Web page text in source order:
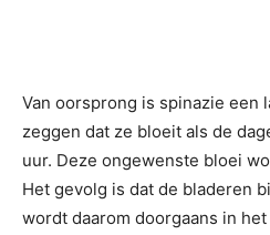
Van oorsprong is spinazie een
zeggen dat ze bloeit als de
uur. Deze ongewenste bloei
Het gevolg is dat de bladeren
wordt daarom doorgaans in